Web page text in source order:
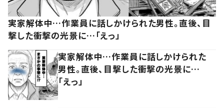
実家解体中…作業員に話しかけられた男性。直後、目
撃した衝撃の光景に…「えっ」
実家解体中…作業員に話しかけられた
男性。直後、目撃した衝撃の光景に…
「えっ」